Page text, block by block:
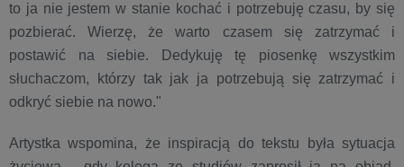
to ja nie jestem w stanie kochać i potrzebuję czasu, by się
pozbierać. Wierzę, że warto czasem się zatrzymać i
postawić na siebie. Dedykuję tę piosenkę wszystkim
słuchaczom, którzy tak jak ja potrzebują się zatrzymać i
odkryć siebie na nowo."
Artystka wspomina, że inspiracją do tekstu była sytuacja